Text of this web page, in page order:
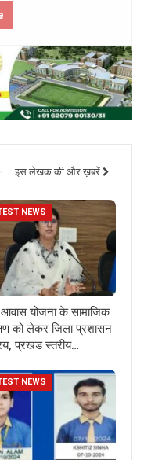
इस लेखक की और ख़बरें
NEWS
आवास योजना के सामाजिक
को लेकर जिला प्रशासन
प्रखंड स्तरीय…
NEWS